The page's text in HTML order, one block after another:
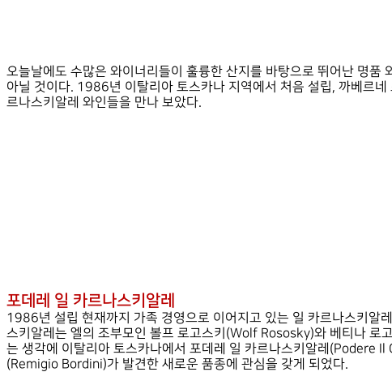
오늘날에도 수많은 와이너리들이 훌륭한 산지를 바탕으로 뛰어난 명
아닐 것이다. 1986년 이탈리아 토스카나 지역에서 처음 설립, 까베르
르나스키알레 와인들을 만나 보았다.
포데레 일 카르나스키알레
1986년 설립 현재까지 가족 경영으로 이어지고 있는 일 카르나스키
스키알레는 엘의 조부모인 볼프 로고스키(Wolf Rososky)와 베티나 로
는 생각에 이탈리아 토스카나에서 포데레 일 카르나스키알레(Podere
(Remigio Bordini)가 발견한 새로운 품종에 관심을 갖게 되었다.